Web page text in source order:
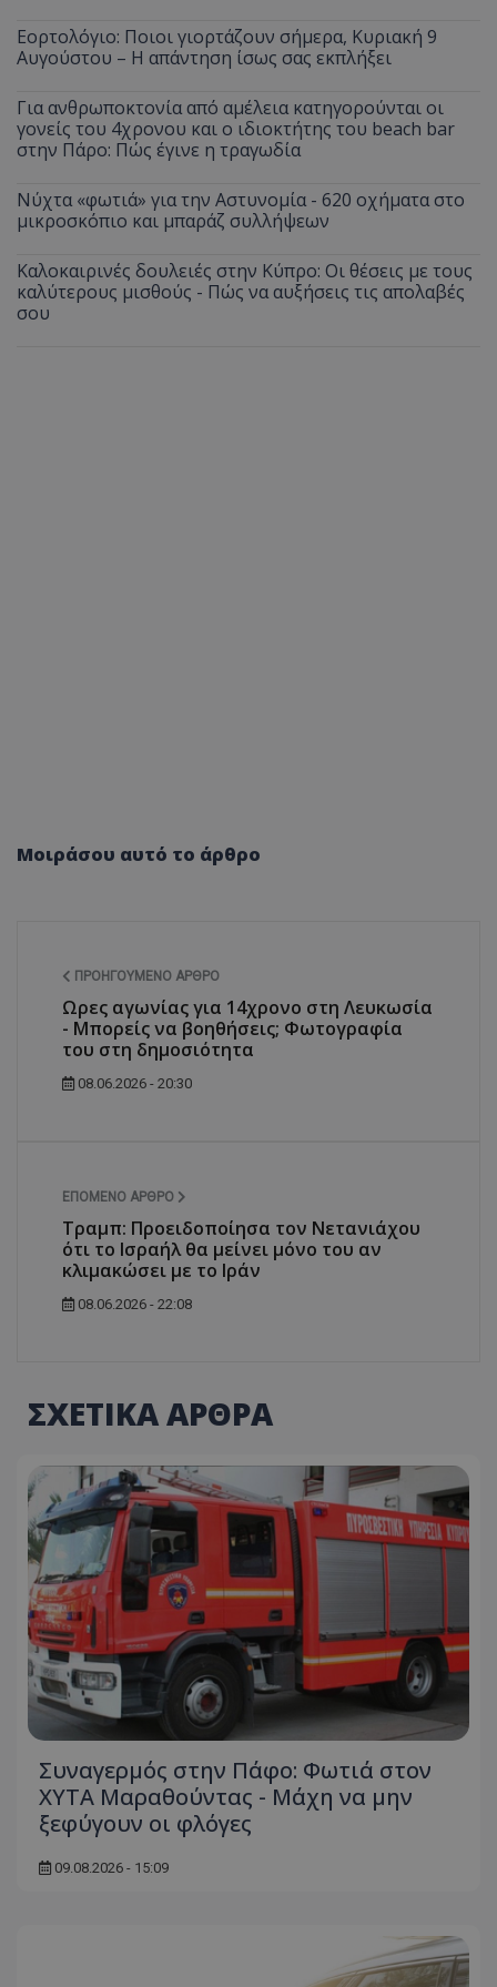
Εορτολόγιο: Ποιοι γιορτάζουν σήμερα, Κυριακή 9
Αυγούστου – Η απάντηση ίσως σας εκπλήξει
Για ανθρωποκτονία από αμέλεια κατηγορούνται οι
γονείς του 4χρονου και ο ιδιοκτήτης του beach bar
στην Πάρο: Πώς έγινε η τραγωδία
Νύχτα «φωτιά» για την Αστυνομία - 620 οχήματα στο
μικροσκόπιο και μπαράζ συλλήψεων
Καλοκαιρινές δουλειές στην Κύπρο: Οι θέσεις με τους
καλύτερους μισθούς - Πώς να αυξήσεις τις απολαβές
σου
Μοιράσου αυτό το άρθρο
ΠΡΟΗΓΟΎΜΕΝΟ ΆΡΘΡΟ
Ωρες αγωνίας για 14χρονο στη Λευκωσία
- Μπορείς να βοηθήσεις; Φωτογραφία
του στη δημοσιότητα
08.06.2026 - 20:30
ΕΠΌΜΕΝΟ ΆΡΘΡΟ
Τραμπ: Προειδοποίησα τον Νετανιάχου
ότι το Ισραήλ θα μείνει μόνο του αν
κλιμακώσει με το Ιράν
08.06.2026 - 22:08
ΣΧΕΤΙΚΑ ΑΡΘΡΑ
Συναγερμός στην Πάφο: Φωτιά στον
ΧΥΤΑ Μαραθούντας - Μάχη να μην
ξεφύγουν οι φλόγες
09.08.2026 - 15:09